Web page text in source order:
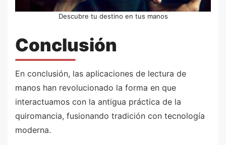
Descubre tu destino en tus manos
Conclusión
En conclusión, las aplicaciones de lectura de
manos han revolucionado la forma en que
interactuamos con la antigua práctica de la
quiromancia, fusionando tradición con tecnología
moderna.